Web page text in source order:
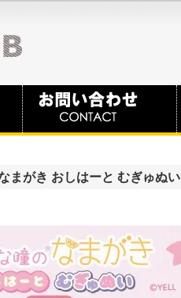
まがき おしはーと むぎゅぬい